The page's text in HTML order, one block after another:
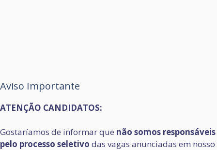
Aviso Importante
ATENÇÃO CANDIDATOS:
Gostaríamos de informar que não somos responsáveis
pelo processo seletivo das vagas anunciadas em nosso